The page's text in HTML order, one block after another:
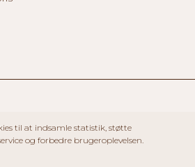
til at indsamle statistik, støtte
og forbedre brugeroplevelsen.